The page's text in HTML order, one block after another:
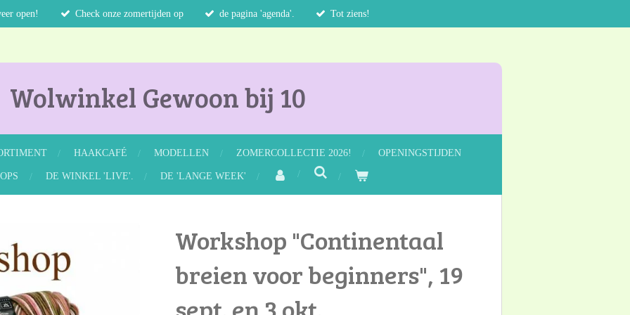
open! Check onze zomertijden op de pagina 'agenda'. Tot ziens!
Wolwinkel Gewoon bij 10
HAAKCAFÉ MODELLEN ZOMERCOLLECTIE 2026! OPENINGSTIJDEN
DE WINKEL 'LIVE'. DE 'LANGE WEEK'
Workshop "Continentaal
breien voor beginners", 19